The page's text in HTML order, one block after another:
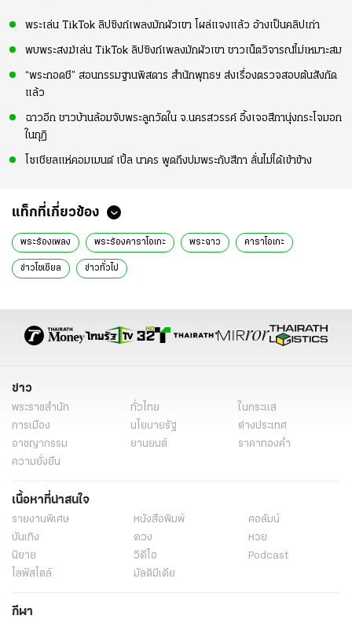
พระเล่น TikTok ลิปซิงก์เพลงมักผัวเขา โผล่แจงแล้ว อ้างเป็นคลิปเก่า
พบพระสงฆ์เล่น TikTok ลิปซิงก์เพลงมักผัวเขา ชาวเน็ตวิจารณ์ไม่เหมาะสม
“พระกอดชี” สอนกรรมฐานพิสดาร สำนักพุทธฯ ส่งเรื่องตรวจสอบต้นสังกัด
แล้ว
ฉาวอีก ชาวบ้านล้อมจับพระลูกวัดใน จ.นครสวรรค์ อึ้งเจอสีกานุ่งกระโจมอก
ในกุฏิ
โซเชียลแห่คอมเมนต์ เปิ้ล นาคร พูดถึงปมพระกับสีกา ลั่นไม่ได้เข้าข้าง
แท็กที่เกี่ยวข้อง
พระร้องเพลง พระร้องคาราโอเกะ พระฉาว คาราโอเกะ
ข่าวโซเชียล ข่าวทั่วไป
ข่าว
พระราชสำนัก ทั่วไทย
ในกระแส
การเมือง
นโยบายรัฐ
ต่างประเทศ
อาชญากรรม
ยานยนต์
ราคาทองคำ
ความยั่งยืน
เนื้อหาที่น่าสนใจ
รายงานพิเศษ หนังสือพิมพ์
คอลัมน์
บันเทิง
ดวง
หวย
นิยาย
วิดีโอ
Podcast
ไลฟ์สไตล์
มัลติมีเดีย
กีฬา